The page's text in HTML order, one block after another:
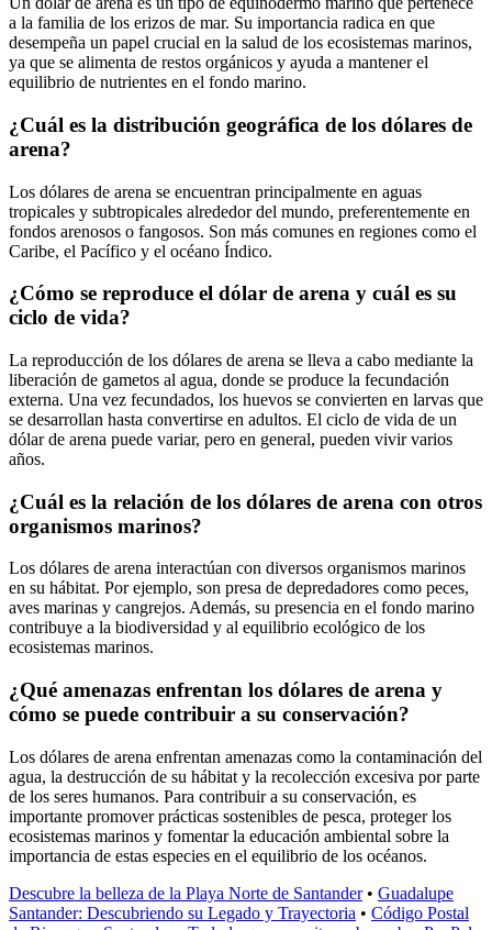
a la familia de los erizos de mar. Su importancia radica en que
desempeña un papel crucial en la salud de los ecosistemas marinos,
ya que se alimenta de restos orgánicos y ayuda a mantener el
equilibrio de nutrientes en el fondo marino.
¿Cuál es la distribución geográfica de los dólares de
arena?
Los dólares de arena se encuentran principalmente en aguas
tropicales y subtropicales alrededor del mundo, preferentemente en
fondos arenosos o fangosos. Son más comunes en regiones como el
Caribe, el Pacífico y el océano Índico.
¿Cómo se reproduce el dólar de arena y cuál es su
ciclo de vida?
La reproducción de los dólares de arena se lleva a cabo mediante la
liberación de gametos al agua, donde se produce la fecundación
externa. Una vez fecundados, los huevos se convierten en larvas que
se desarrollan hasta convertirse en adultos. El ciclo de vida de un
dólar de arena puede variar, pero en general, pueden vivir varios
años.
¿Cuál es la relación de los dólares de arena con otros
organismos marinos?
Los dólares de arena interactúan con diversos organismos marinos
en su hábitat. Por ejemplo, son presa de depredadores como peces,
aves marinas y cangrejos. Además, su presencia en el fondo marino
contribuye a la biodiversidad y al equilibrio ecológico de los
ecosistemas marinos.
¿Qué amenazas enfrentan los dólares de arena y
cómo se puede contribuir a su conservación?
Los dólares de arena enfrentan amenazas como la contaminación del
agua, la destrucción de su hábitat y la recolección excesiva por parte
de los seres humanos. Para contribuir a su conservación, es
importante promover prácticas sostenibles de pesca, proteger los
ecosistemas marinos y fomentar la educación ambiental sobre la
importancia de estas especies en el equilibrio de los océanos.
Descubre la belleza de la Playa Norte de Santander• Guadalupe
Santander: Descubriendo su Legado y Trayectoria • Código Postal